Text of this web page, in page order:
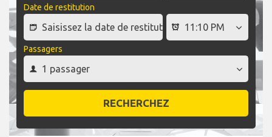
Date de restitution
Passagers
RECHERCHEZ